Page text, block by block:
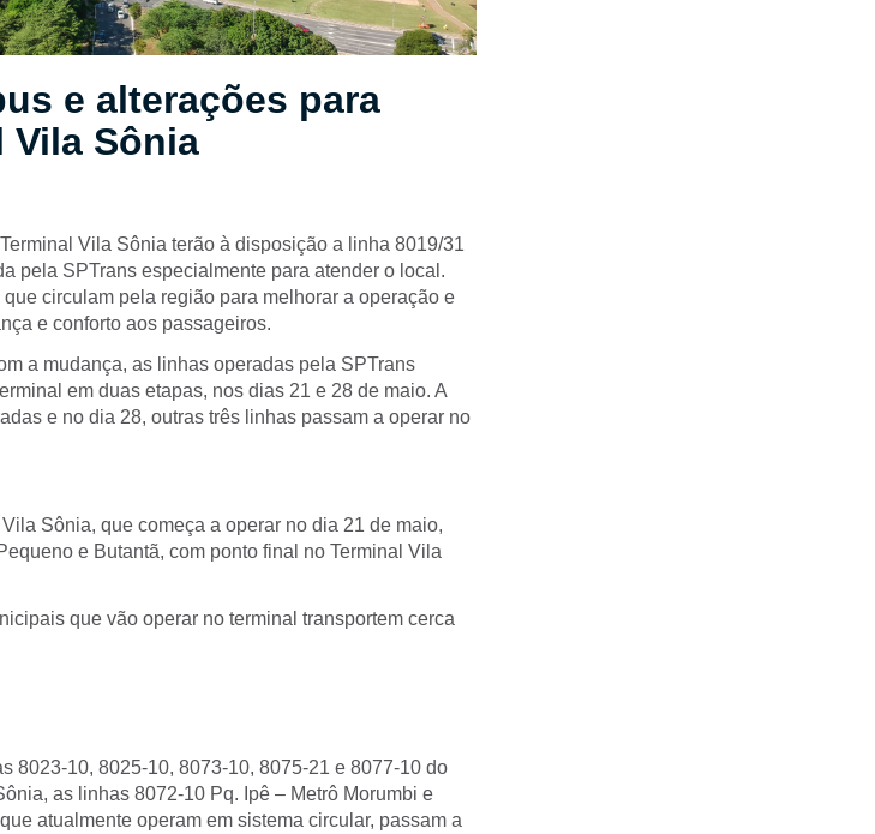
e alterações para
Vila Sônia
Vila Sônia terão à disposição a linha 8019/31
pela SPTrans especialmente para atender o local.
circulam pela região para melhorar a operação e
e conforto aos passageiros.
a mudança, as linhas operadas pela SPTrans
em duas etapas, nos dias 21 e 28 de maio. A
e no dia 28, outras três linhas passam a operar no
Sônia, que começa a operar no dia 21 de maio,
e Butantã, com ponto final no Terminal Vila
que vão operar no terminal transportem cerca
8023-10, 8025-10, 8073-10, 8075-21 e 8077-10 do
as linhas 8072-10 Pq. Ipê – Metrô Morumbi e
atualmente operam em sistema circular, passam a